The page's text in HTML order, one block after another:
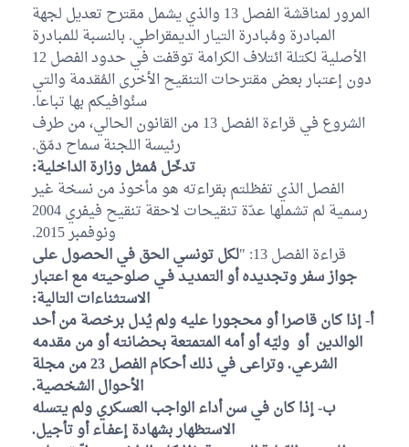
المرور لمناقشة الفصل 13 والذي يشمل مقترح تعديل لجهة
المبادرة ومُبادرة التيار الديمقراطي. بالنسبة للمبادرة
الأصلية لكتلة ائتلاف الكرامة توقفت في حدود الفصل 12
دون إعتبار بعض مقترحات التنقيح الأخرى المُقدمة والتي
سنُوافيكم بها تباعا.
الشروع في قراءة الفصل 13 من القانون الحالي، من طرف
رئيسة اللجنة سماح دمّق.
تدخّل مُمثل وزارة الداخلية:
الفصل الذي تفظلتم بقراءته هو مأخوذ من نسخة غير
رسمية لم تشملها عدّة تنقيحات لاحقة تنقيح فيفري 2004
ونوفمبر 2015.
قراءة الفصل 13: "
لكل تونسي الحق في الحصول على
جواز سفر وتجديده أو التمديـد فـي صلوحيته مع اعتبار
الاستثناءات التالية:
‌أ- إذا كان قاصرا أو محجورا عليه ولم يُدل برخصة من أحد
الوالدين أو وليّه أو أمه المتمتعة بحضانته أو من مقدمه
الشرعي. وتراعى في ذلك أحكام الفصل 23 من مجلة
الأحوال الشخصية.
ب- إذا كان في سن أداء الواجب العسكري ولم يتسله
الاستظهار بشهادة إعفـاء أو تأجيل.